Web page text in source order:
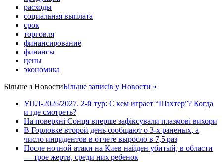
расходы
социальная выплата
срок
торговля
финансирование
финансы
цены
экономика
Більше з НовостиБільше записів у Новости »
УПЛ-2026/2027. 2-й тур: С кем играет “Шахтер”? Когда
и где смотреть?
На поверхні Сонця вперше зафіксували плазмові вихори
В Горловке второй день сообщают о 3-х раненых, а
число инцидентов в отчете выросло в 7,5 раз
После ночной атаки на Киев найден убитый, в области
— трое жертв, среди них ребенок